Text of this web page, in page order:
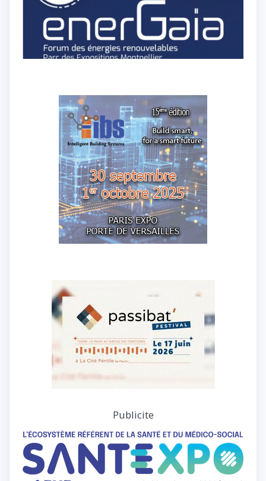
Publicite